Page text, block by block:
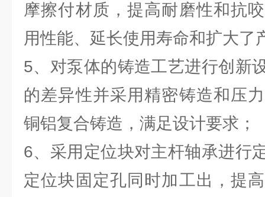
摩擦付材质，提高耐磨性和抗
用性能、延长使用寿命和扩大了
5、对泵体的铸造工艺进行创新
的差异性并采用精密铸造和压
铜铝复合铸造，满足设计要求；
6、采用定位块对主杆轴承进行
定位块固定孔同时加工出，提